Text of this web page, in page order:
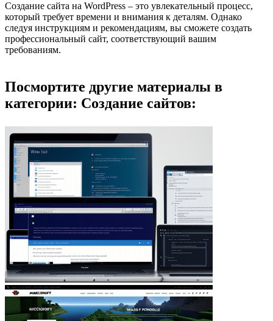
Создание сайта на WordPress – это увлекательный процесс,
который требует времени и внимания к деталям. Однако
следуя инструкциям и рекомендациям, вы сможете создать
профессиональный сайт, соответствующий вашим
требованиям.
Посмортите другие материалы в
категории: Создание сайтов: